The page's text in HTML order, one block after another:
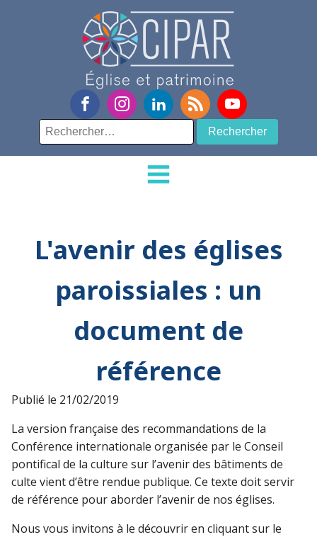
Rechercher :
L'avenir des églises
paroissiales : un
document de
référence
Publié le 21/02/2019
La version française des recommandations de la
Conférence internationale organisée par le Conseil
pontifical de la culture sur l’avenir des bâtiments de
culte vient d’être rendue publique. Ce texte doit servir
de référence pour aborder l’avenir de nos églises.
Nous vous invitons à le découvrir en cliquant sur le